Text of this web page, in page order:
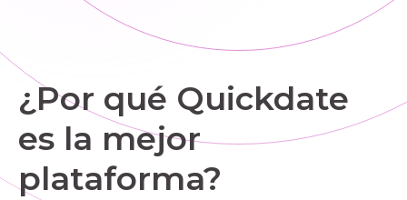
¿Por qué Quickdate
es la mejor
plataforma?